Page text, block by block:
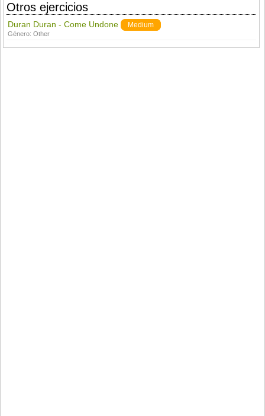
Otros ejercicios
Duran Duran - Come Undone Medium
Género:Other